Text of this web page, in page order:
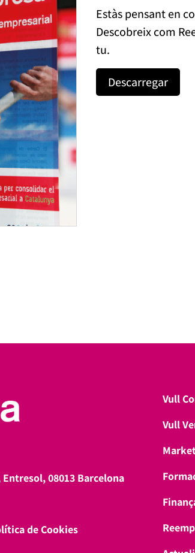
Estàs pensant en
Descobreix com
tu.
Descarregar
Entresol, 08013 Barcelona
de Cookies
Vull
Vull